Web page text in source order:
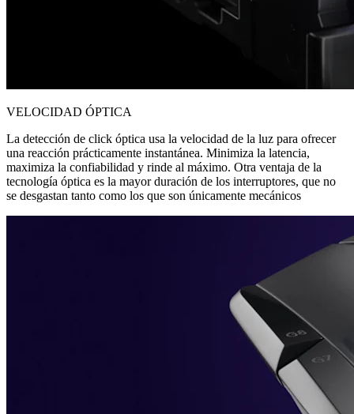
VELOCIDAD ÓPTICA
La detección de click óptica usa la velocidad de la luz para ofrecer
una reacción prácticamente instantánea. Minimiza la latencia,
maximiza la confiabilidad y rinde al máximo. Otra ventaja de la
tecnología óptica es la mayor duración de los interruptores, que no
se desgastan tanto como los que son únicamente mecánicos